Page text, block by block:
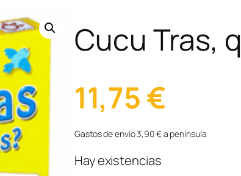
Cucu Tras,
11,75€
Gastos de envío 3,90 € a península
Hay existencias